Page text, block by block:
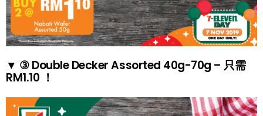
▼ ③ Double Decker Assorted 40g-70g – 只需
RM1.10 ！